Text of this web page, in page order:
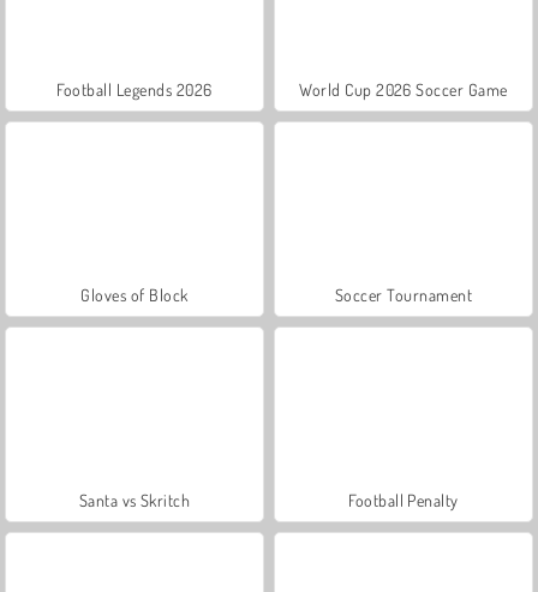
Football Legends 2026 World Cup 2026 Soccer Game
Gloves of Block Soccer Tournament
Santa vs Skritch Football Penalty